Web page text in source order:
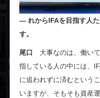
れからIFAを目指す人
す。
尾口
大事なのは、働い
指している人の中には、
に追われずに済むという
いますが、そもそも資産